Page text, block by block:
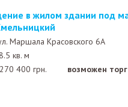
Маршала Красовского 6А
кв. м
270 400 грн. возможен торг